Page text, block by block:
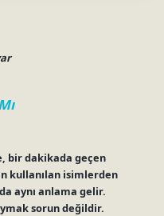
bir dakikada geçen
kullanılan isimlerden
aynı anlama gelir.
sorun değildir.